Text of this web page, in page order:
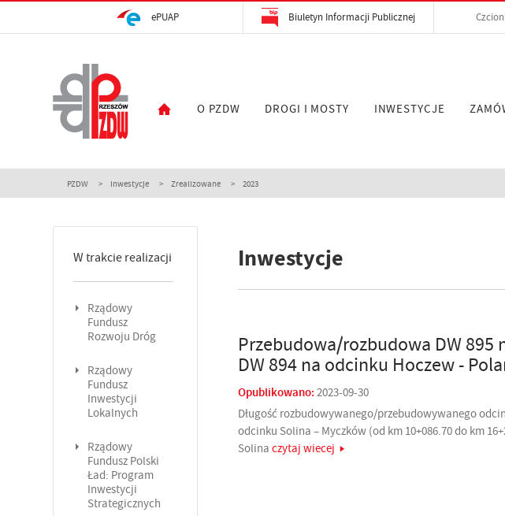
ePUAP Biuletyn Informacji Publicznej
O PZDW DROGI I MOSTY INWESTYCJE
PZDW Inwestycje Zrealizowane 2023
W trakcie realizacji
Rządowy
Fundusz
Rozwoju Dróg
Rządowy
Fundusz
Inwestycji
Lokalnych
Rządowy
Fundusz Polski
Ład: Program
Inwestycji
Strategicznych
Inwestycje
Przebudowa/rozbudowa DW 895
DW 894 na odcinku Hoczew -
Opublikowano:2023-09-30
Długość rozbudowywanego/przebudowywanego
odcinku Solina – Myczków (od km 10+086.70 do km
Solinaczytaj wiecej